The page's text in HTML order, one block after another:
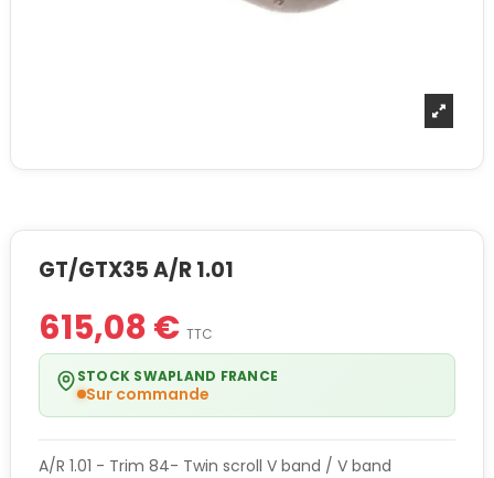
GT/GTX35 A/R 1.01
615,08 € TTC
STOCK SWAPLAND FRANCE
Sur commande
A/R 1.01 - Trim 84- Twin scroll V band / V band